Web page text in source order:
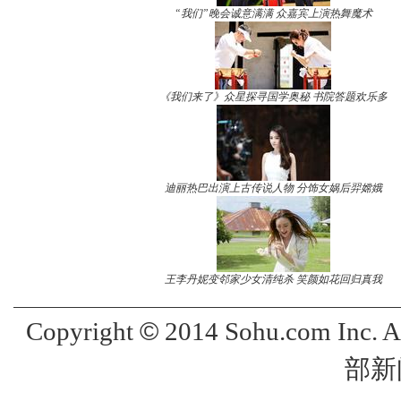
“我们”晚会诚意满满 众嘉宾上演热舞魔术
《我们来了》众星探寻国学奥秘 书院答题欢乐多
迪丽热巴出演上古传说人物 分饰女娲后羿嫦娥
王李丹妮变邻家少女清纯杀 笑颜如花回归真我
Copyright ©2014 Sohu.com Inc.
部